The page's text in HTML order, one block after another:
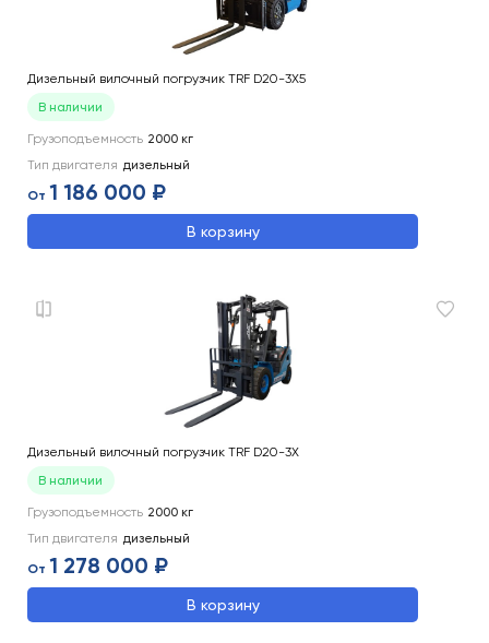
Дизельный вилочный погрузчик TRF D20-3X5
В наличии
Грузоподъемность 2000 кг
Тип двигателя дизельный
От 1 186 000 ₽
В корзину
Дизельный вилочный погрузчик TRF D20-3X
В наличии
Грузоподъемность 2000 кг
Тип двигателя дизельный
От 1 278 000 ₽
В корзину